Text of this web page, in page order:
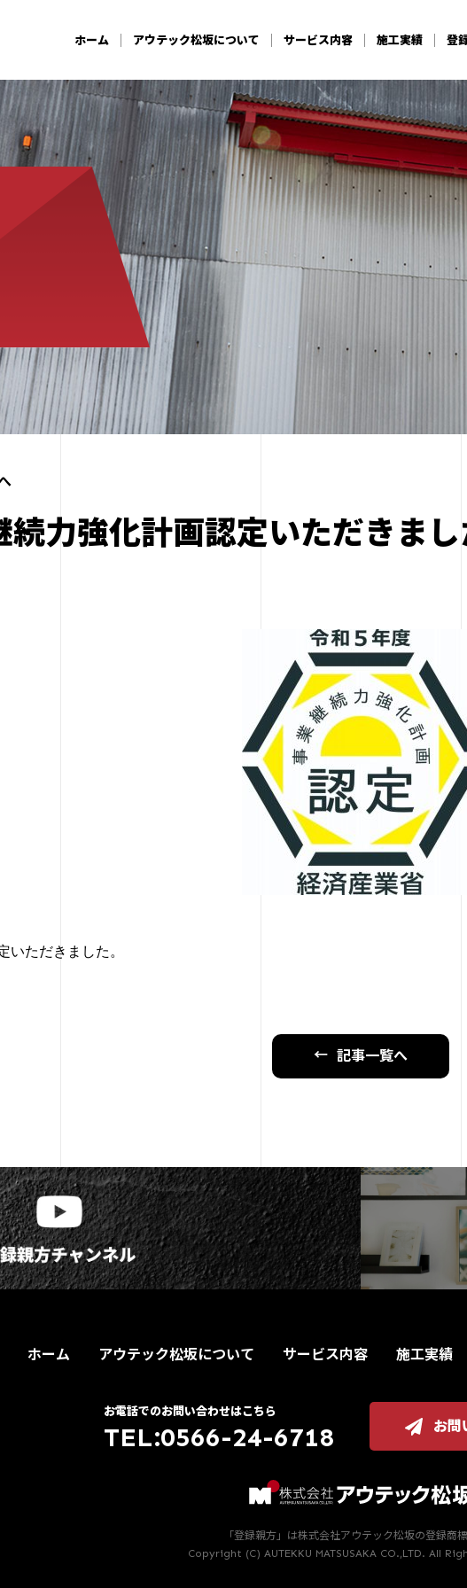
ホーム アウテック松坂について サービス内容 施工実績 登
続力強化計画認定いただきまし
いただきました。
記事一覧へ
ホーム アウテック松坂について サービス内容 施工実績
お電話でのお問い合わせはこちら
TEL:0566-24-6718 お問
「登録親方」は株式会社アウテック松坂の登録商標
Copyright (C) AUTEKKU MATSUSAKA CO.,LTD. All